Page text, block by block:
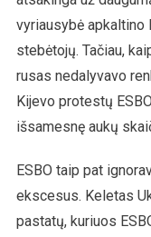
vyriausybė apkaltino
stebėtojų. Tačiau,
rusas nedalyvavo
Kijevo protestų
išsamesnę aukų
ESBO taip pat
ekscesus. Keletas
pastatų, kuriuos